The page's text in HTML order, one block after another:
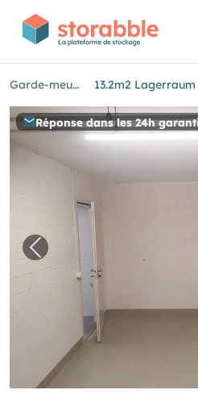
Garde-meubles à Suhr
Réponse dans les 24h
Image précédente